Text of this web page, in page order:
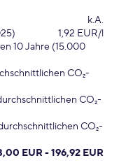
k.A.
1,92 EUR/l
10 Jahre (15.000
CO₂-
CO₂-
CO₂-
EUR - 196,92 EUR